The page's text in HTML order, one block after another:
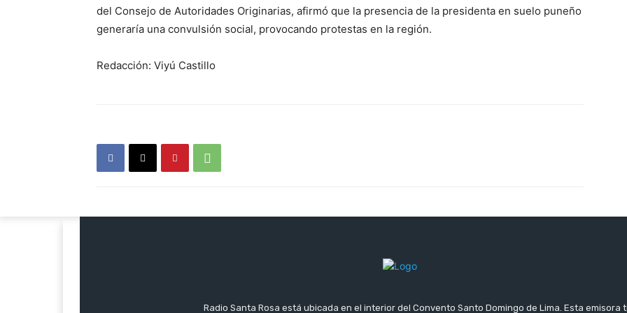
del Consejo de Autoridades Originarias, afirmó que la presencia de la presidenta en suelo puneño
generaría una convulsión social, provocando protestas en la región.
Redacción: Viyú Castillo
Radio Santa Rosa está ubicada en el interior del Convento Santo Domingo de Lima. Esta